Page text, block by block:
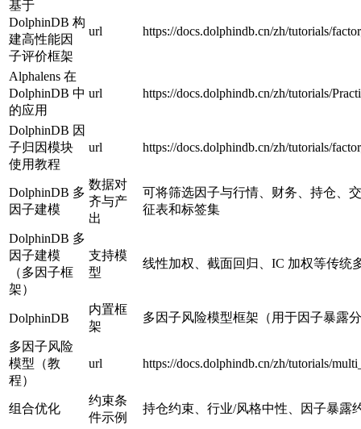
基于
DolphinDB 构
建高性能因
子评价框架
url https://docs.dolphindb.cn/zh/tutorials/
Alphalens 在
DolphinDB 中
的应用
url https://docs.dolphindb.cn/zh/tutorials/
DolphinDB 因
子归因模块
使用教程
url https://docs.dolphindb.cn/zh/tutorials/
DolphinDB 多
因子建模
数据对
齐与产
出
可将筛选因子与行情、财务、持仓、
征表和标签集
DolphinDB 多
因子建模
（多因子框
架）
支持模
型
线性加权、截面回归、IC 加权等传统
DolphinDB
内置框
架
多因子风险模型框架（用于因子暴露
多因子风险
模型（教
程）
url https://docs.dolphindb.cn/zh/tutorials/
组合优化
约束条
件示例
持仓约束、行业/风格中性、因子暴露